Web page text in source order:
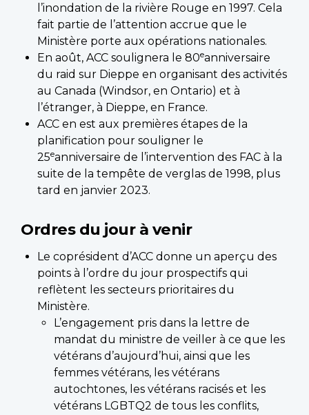
l’inondation de la rivière Rouge en 1997. Cela
fait partie de l’attention accrue que le
Ministère porte aux opérations nationales.
En août, ACC soulignera le 80eanniversaire
du raid sur Dieppe en organisant des activités
au Canada (Windsor, en Ontario) et à
l’étranger, à Dieppe, en France.
ACC en est aux premières étapes de la
planification pour souligner le
25eanniversaire de l’intervention des FAC à la
suite de la tempête de verglas de 1998, plus
tard en janvier 2023.
Ordres du jour à venir
Le coprésident d’ACC donne un aperçu des
points à l’ordre du jour prospectifs qui
reflètent les secteurs prioritaires du
Ministère.
L’engagement pris dans la lettre de
mandat du ministre de veiller à ce que les
vétérans d’aujourd’hui, ainsi que les
femmes vétérans, les vétérans
autochtones, les vétérans racisés et les
vétérans LGBTQ2 de tous les conflits,